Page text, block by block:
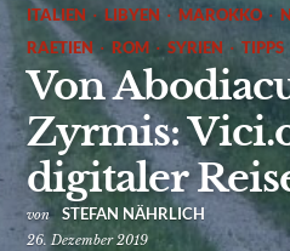
ITALIEN · LIBYEN · MAROKKO ·
RAETIEN · ROM · SYRIEN · TIPPS
Von
Zyrmis:
digitaler
von STEFAN NÄHRLICH
26. Dezember 2019